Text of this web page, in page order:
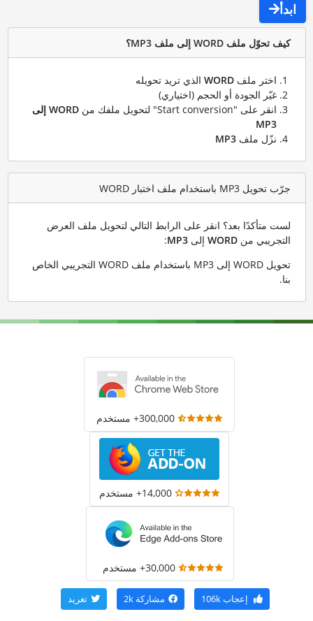
ابدأ
كيف تحوّل ملف WORD إلى ملف MP3؟
اختر ملف WORDالذي تريد تحويله
غيّر الجودة أو الحجم (اختياري)
انقر على "Start conversion" لتحويل ملفك من
WORD إلى
MP3
نزّل ملف MP3
جرّب تحويل MP3 باستخدام ملف اختبار WORD
لست متأكدًا بعد؟ انقر على الرابط التالي لتحويل ملف العرض
التجريبي من WORDإلى MP3
:
تحويل WORD إلى MP3 باستخدام ملف WORD التجريبي الخاص
بنا.
300,000+ مستخدم
14,000+ مستخدم
30,000+ مستخدم
إعجاب106k مشاركة 2k تغريد